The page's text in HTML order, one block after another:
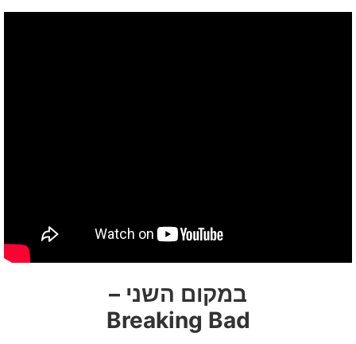
במקום השני –
Breaking Bad